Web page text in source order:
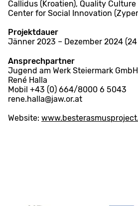
Callidus (Kroatien), Quality Culture
Center for Social Innovation
Projektdauer
Jänner 2023 – Dezember 2024
Ansprechpartner
Jugend am Werk Steiermark GmbH
René Halla
Mobil +43 (0) 664/8000 6 5043
rene.halla@jaw.or.at
Website: